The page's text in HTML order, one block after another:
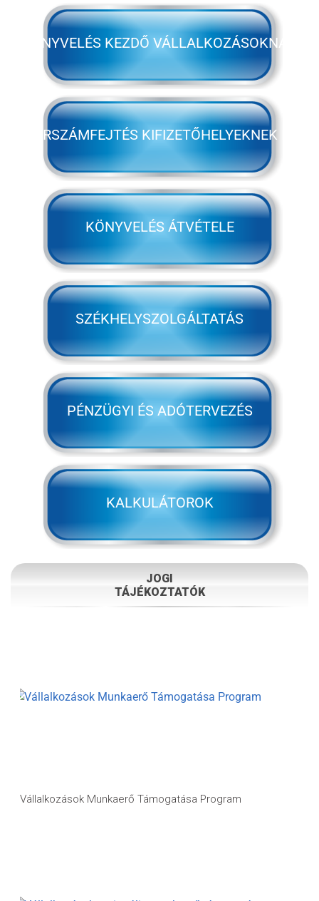
KÖNYVELÉS KEZDŐ VÁLLALKOZÁSOKNAK
BÉRSZÁMFEJTÉS KIFIZETŐHELYEKNEK IS
KÖNYVELÉS ÁTVÉTELE
SZÉKHELYSZOLGÁLTATÁS
PÉNZÜGYI ÉS ADÓTERVEZÉS
KALKULÁTOROK
JOGI
TÁJÉKOZTATÓK
Vállalkozások Munkaerő Támogatása Program